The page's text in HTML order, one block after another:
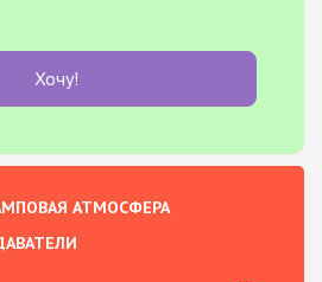
Хочу!
АТМОСФЕРА